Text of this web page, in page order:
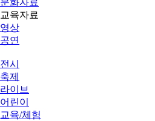
문화자료
교육자료
영상
공연
전시
축제
라이브
어린이
교육/체험